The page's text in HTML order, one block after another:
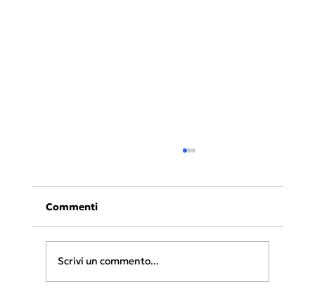
Commenti
Scrivi un commento...